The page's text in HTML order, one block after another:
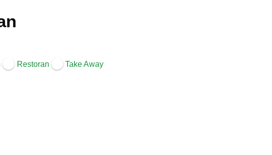
Restoran Take Away